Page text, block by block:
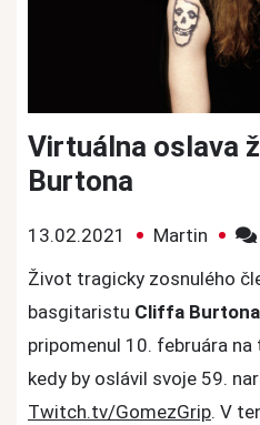
Virtuálna oslava
Burtona
13.02.2021 Martin
Život tragicky zosnulého
basgitaristu Cliffa Burtona
pripomenul 10. februára na
kedy by oslávil svoje 59.
Twitch.tv/GomezGrip. V